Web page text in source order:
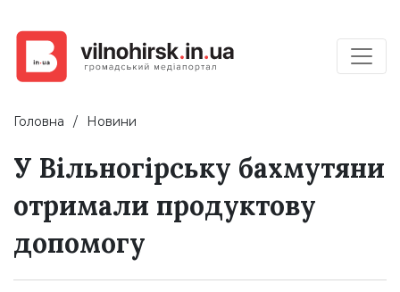
Головна Новини
У Вільногірську бахмутяни
отримали продуктову
допомогу